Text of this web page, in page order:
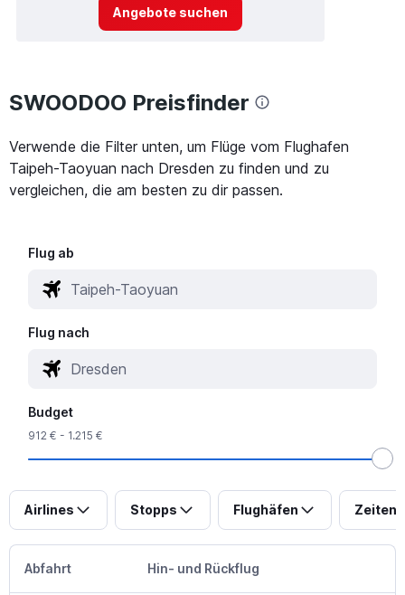
Angebote suchen
SWOODOO Preisfinder
Verwende die Filter unten, um Flüge vom Flughafen
Taipeh-Taoyuan nach Dresden zu finden und zu
vergleichen, die am besten zu dir passen.
Flug ab
Flug nach
Budget
912 € - 1.215 €
Airlines Stopps Flughäfen Zeiten
Abfahrt Hin- und Rückflug